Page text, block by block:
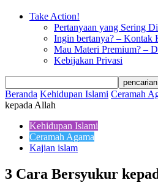
Take Action!
Pertanyaan yang Sering
Ingin bertanya? – Kontak
Mau Materi Premium? –
Kebijakan Privasi
Beranda Kehidupan Islami Ceramah
kepada Allah
Kehidupan Islami
Ceramah Agama
Kajian islam
3 Cara Bersyukur